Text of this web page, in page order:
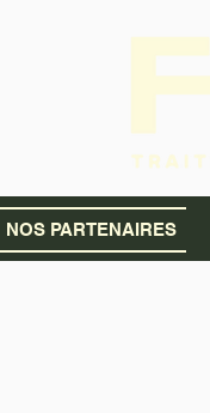
NOS PARTENAIRES